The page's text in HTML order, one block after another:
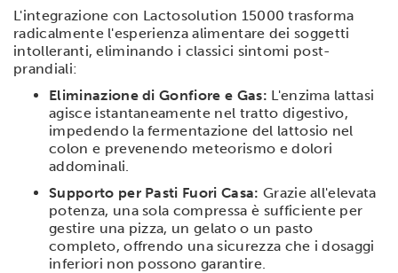
L'integrazione con Lactosolution 15000 trasforma
radicalmente l'esperienza alimentare dei soggetti
intolleranti, eliminando i classici sintomi post-
prandiali:
Eliminazione di Gonfiore e Gas: L'enzima lattasi
agisce istantaneamente nel tratto digestivo,
impedendo la fermentazione del lattosio nel
colon e prevenendo meteorismo e dolori
addominali.
Supporto per Pasti Fuori Casa: Grazie all'elevata
potenza, una sola compressa è sufficiente per
gestire una pizza, un gelato o un pasto
completo, offrendo una sicurezza che i dosaggi
inferiori non possono garantire.